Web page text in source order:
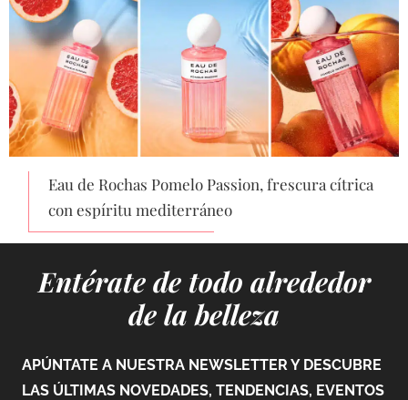
Eau de Rochas Pomelo Passion, frescura cítrica
con espíritu mediterráneo
Entérate de todo alrededor
de la belleza
APÚNTATE A NUESTRA NEWSLETTER Y DESCUBRE
LAS ÚLTIMAS NOVEDADES, TENDENCIAS, EVENTOS